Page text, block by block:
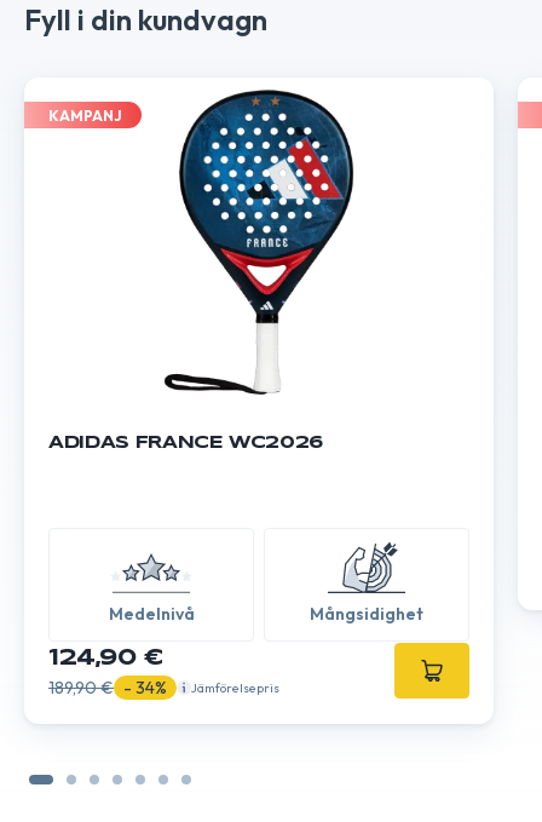
Fyll i din kundvagn
KAMPANJ
ADIDAS FRANCE WC2026
Medelnivå Mångsidighet
124,90 €
189,90 € - 34% Jämförelsepris